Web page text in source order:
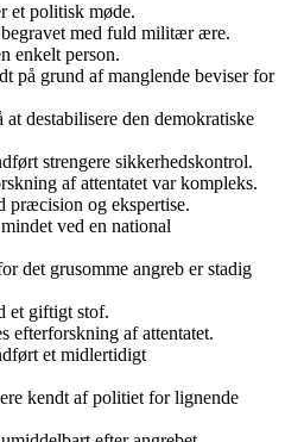
et politisk møde.
med fuld militær ære.
enkelt person.
på grund af manglende beviser for
destabilisere den demokratiske
strengere sikkerhedskontrol.
af attentatet var kompleks.
præcision og ekspertise.
ved en national
det grusomme angreb er stadig
et giftigt stof.
efterforskning af attentatet.
et midlertidigt
kendt af politiet for lignende